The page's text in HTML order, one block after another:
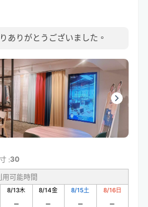
ありがとうございました。
:30
用可能時間
8/13木 8/14金 8/15土 8/16日